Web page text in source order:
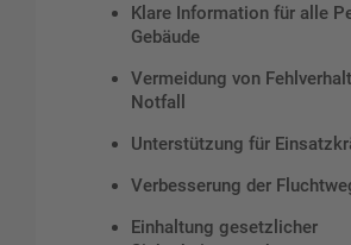
Klare Information für alle
Gebäude
Vermeidung von
Notfall
Unterstützung für
Verbesserung der
Einhaltung gesetzlicher